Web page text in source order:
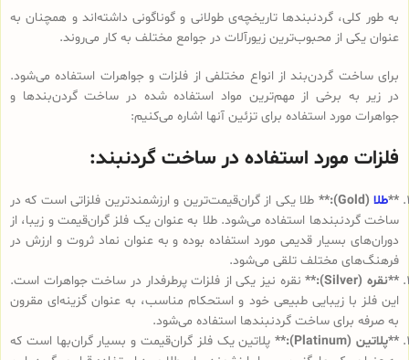
به طور کلی، گردنبندها تاریخچه‌ی طولانی و گوناگونی داشته‌اند و همچنان به
عنوان یکی از محبوب‌ترین زیورآلات در جوامع مختلف به کار می‌روند.
برای ساخت گردن‌بند از انواع مختلفی از فلزات و جواهرات استفاده می‌شود.
در زیر به برخی از مهم‌ترین مواد استفاده شده در ساخت گردن‌بندها و
جواهرات مورد استفاده برای تزئین آنها اشاره می‌کنیم:
فلزات مورد استفاده در ساخت گردنبند:
**طلا(Gold):**
طلا یکی از گران‌قیمت‌ترین و ارزشمندترین فلزاتی است که در
ساخت گردنبندها استفاده می‌شود. طلا به عنوان یک فلز گران‌قیمت و زیبا، از
دوران‌های بسیار قدیمی مورد استفاده بوده و به عنوان نماد ثروت و ارزش در
فرهنگ‌های مختلف تلقی می‌شود.
**نقره (Silver):**
نقره نیز یکی از فلزات پرطرفدار در ساخت جواهرات است.
این فلز با زیبایی طبیعی خود و استحکام مناسب، به عنوان گزینه‌ای مقرون
به صرفه برای ساخت گردنبندها استفاده می‌شود.
**پلاتین (Platinum):**
پلاتین یک فلز گران‌قیمت و بسیار گران‌بها است که